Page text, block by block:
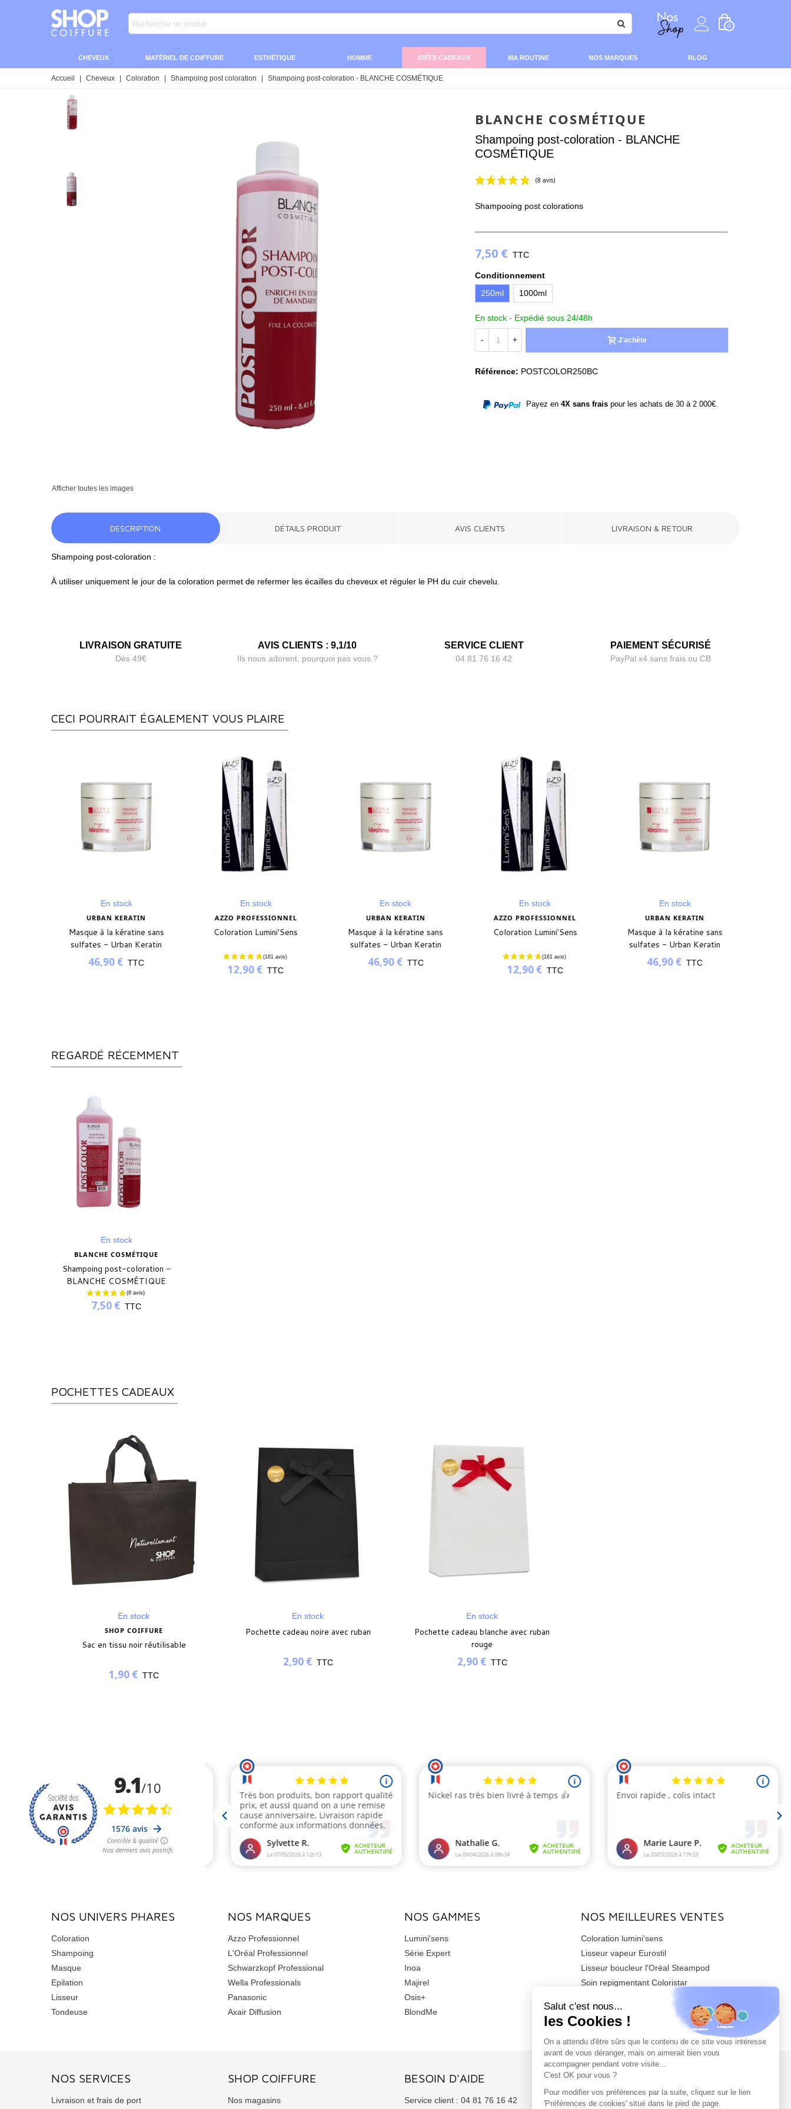
0
CHEVEUX MATÉRIEL DE COIFFURE ESTHÉTIQUE HOMME IDÉES CADEAUX MA ROUTINE NOS MARQUES BLOG
Accueil Cheveux Coloration Shampoing post coloration Shampoing post-coloration - BLANCHE COSMÉTIQUE
Afficher toutes les images
BLANCHE COSMÉTIQUE
Shampoing post-coloration - BLANCHE
COSMÉTIQUE
Shampooing post colorations
7,50 € TTC
Conditionnement
250ml
1000ml
En stock - Expédié sous 24/48h
- + J'achète
Référence: POSTCOLOR250BC
Payez en4X sans frais pour les achats de 30 à 2 000€.
DESCRIPTION DÉTAILS PRODUIT AVIS CLIENTS LIVRAISON & RETOUR
Shampoing post-coloration :
À utiliser uniquement le jour de la coloration permet de refermer les écailles du cheveux et réguler le PH du cuir chevelu.
LIVRAISON GRATUITE
Dès 49€
AVIS CLIENTS : 9,1/10
Ils nous adorent, pourquoi pas vous ?
SERVICE CLIENT
04 81 76 16 42
PAIEMENT SÉCURISÉ
PayPal x4 sans frais ou CB
CECI POURRAIT ÉGALEMENT VOUS PLAIRE
En stock
URBAN KERATIN
Masque à la kératine sans
sulfates - Urban Keratin
46,90 € TTC
En stock
AZZO PROFESSIONNEL
Coloration Lumini'Sens
12,90 € TTC
En stock
URBAN KERATIN
Masque à la kératine sans
sulfates - Urban Keratin
46,90 € TTC
En stock
AZZO PROFESSIONNEL
Coloration Lumini'Sens
12,90 € TTC
En stock
URBAN KERATIN
Masque à la kératine sans
sulfates - Urban Keratin
46,90 € TTC
REGARDÉ RÉCEMMENT
En stock
BLANCHE COSMÉTIQUE
Shampoing post-coloration -
BLANCHE COSMÉTIQUE
7,50 € TTC
POCHETTES CADEAUX
En stock
SHOP COIFFURE
Sac en tissu noir réutilisable
1,90 € TTC
En stock
Pochette cadeau noire avec ruban
2,90 € TTC
En stock
Pochette cadeau blanche avec ruban
rouge
2,90 € TTC
NOS UNIVERS PHARES
Coloration
Shampoing
Masque
Epilation
Lisseur
Tondeuse
NOS MARQUES
Azzo Professionnel
L'Oréal Professionnel
Schwarzkopf Professional
Wella Professionals
Panasonic
Axair Diffusion
NOS GAMMES
Lumini'sens
Série Expert
Inoa
Majirel
Osis+
BlondMe
NOS MEILLEURES VENTES
Coloration lumini'sens
Lisseur vapeur Eurostil
Lisseur boucleur l'Oréal Steampod
Soin repigmentant Coloristar
Sèche-cheveux Azzuro 2200watts
Tondeuse de finition Barber T CUSTOM
PRO
NOS SERVICES
Livraison et frais de port
SHOP COIFFURE
Nos magasins
BESOIN D'AIDE
Service client : 04 81 76 16 42
NEWSLETTER
Inscrivez-vous dès maintenant à notre